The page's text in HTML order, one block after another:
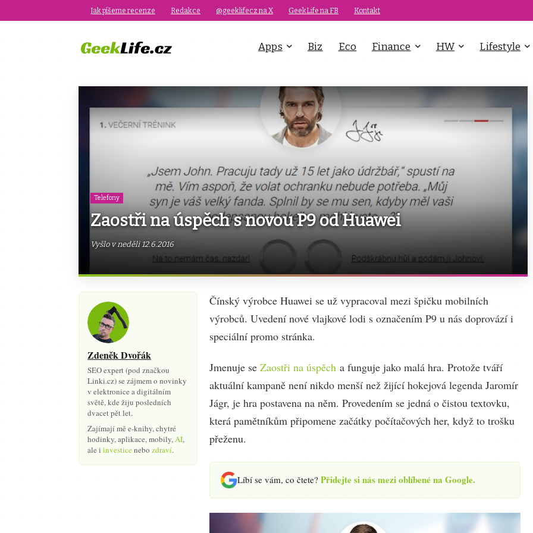
Jak píšeme recenze Redakce @geeklifecz na X GeekLife na FB Kontakt
Apps Biz Eco Finance HW Lifestyle
Telefony
Zaostři na úspěch s novou P9 od Huawei
Vyšlo v neděli 12.6.2016
Zdeněk Dvořák
SEO expert (pod značkou
Linki.cz) se zájmem o novinky
v elektronice a digitálním
světě, kde žiju posledních
dvacet pět let.
Zajímají mě e-knihy, chytré
hodinky, aplikace, mobily,AI,
ale i investicenebo zdraví.
Čínský výrobce Huawei se už vypracoval mezi špičku mobilních
výrobců. Uvedení nové vlajkové lodi s označením P9 u nás doprovází i
speciální promo stránka.
Jmenuje se Zaostři na úspěch a funguje jako malá hra. Protože tváří
aktuální kampaně není nikdo menší než žijící hokejová legenda Jaromír
Jágr, je hra postavena na něm. Provedením se jedná o čistou textovku,
která pamětníkům připomene začátky počítačových her, když to trošku
přeženu.
Líbí se vám, co čtete? Přidejte si nás mezi oblíbené na Google.